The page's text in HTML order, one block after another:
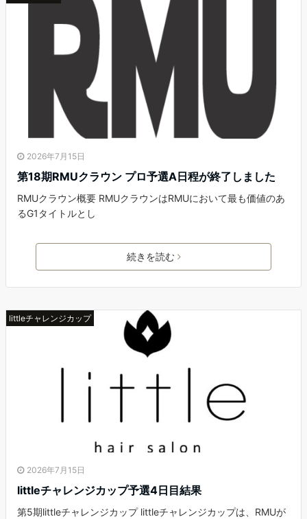
2026年7月15日
第18期RMUクラウン プロ予選A日程が終了しました
RMUクラウン概要 RMUクラウンはRMUにおいて最も価値のあ
るG1タイトルとし
続きを読む
littleチャレンジカップ
2026年7月15日
littleチャレンジカップ予選4日目結果
第5期littleチャレンジカップ littleチャレンジカップは、RMUが